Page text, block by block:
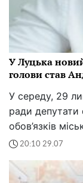
У Луцька
голови став
У середу, 29
ради депутати
обов’язків
20:10 29.07